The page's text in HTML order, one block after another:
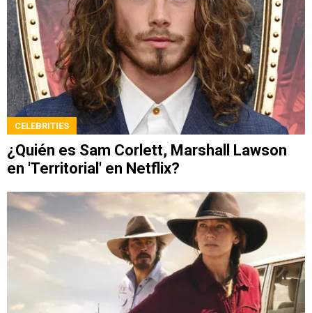
CELEBRITIES
¿Quién es Sam Corlett, Marshall Lawson
en 'Territorial' en Netflix?